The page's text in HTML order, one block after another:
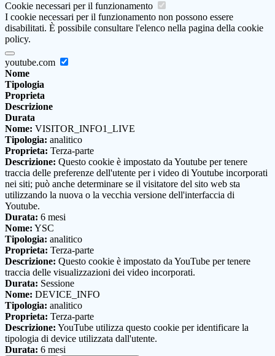
Cookie necessari per il funzionamento
I cookie necessari per il funzionamento non possono essere
disabilitati. È possibile consultare l'elenco nella pagina della cookie
policy.
youtube.com
Nome
Tipologia
Proprieta
Descrizione
Durata
Nome: VISITOR_INFO1_LIVE
Tipologia: analitico
Proprieta: Terza-parte
Descrizione: Questo cookie è impostato da Youtube per tenere
traccia delle preferenze dell'utente per i video di Youtube incorporati
nei siti; può anche determinare se il visitatore del sito web sta
utilizzando la nuova o la vecchia versione dell'interfaccia di
Youtube.
Durata: 6 mesi
Nome: YSC
Tipologia: analitico
Proprieta: Terza-parte
Descrizione: Questo cookie è impostato da YouTube per tenere
traccia delle visualizzazioni dei video incorporati.
Durata: Sessione
Nome: DEVICE_INFO
Tipologia: analitico
Proprieta: Terza-parte
Descrizione: YouTube utilizza questo cookie per identificare la
tipologia di device utilizzata dall'utente.
Durata: 6 mesi